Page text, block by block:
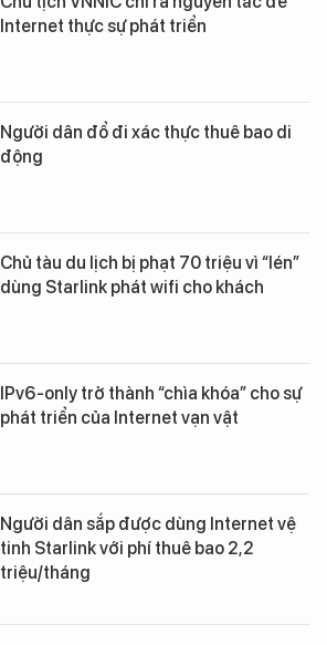
Internet thực sự phát triển
Người dân đổ đi xác thực thuê bao di
động
Chủ tàu du lịch bị phạt 70 triệu vì “lén”
dùng Starlink phát wifi cho khách
IPv6-only trở thành “chìa khóa” cho sự
phát triển của Internet vạn vật
Người dân sắp được dùng Internet vệ
tinh Starlink với phí thuê bao 2,2
triệu/tháng